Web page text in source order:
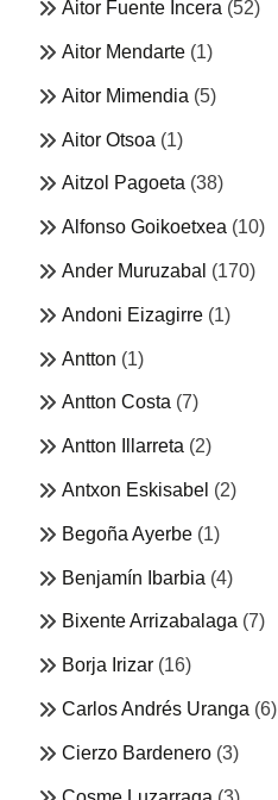
Aitor Fuente Incera (52)
Aitor Mendarte (1)
Aitor Mimendia (5)
Aitor Otsoa (1)
Aitzol Pagoeta (38)
Alfonso Goikoetxea (10)
Ander Muruzabal (170)
Andoni Eizagirre (1)
Antton (1)
Antton Costa (7)
Antton Illarreta (2)
Antxon Eskisabel (2)
Begoña Ayerbe (1)
Benjamín Ibarbia (4)
Bixente Arrizabalaga (7)
Borja Irizar (16)
Carlos Andrés Uranga (6)
Cierzo Bardenero (3)